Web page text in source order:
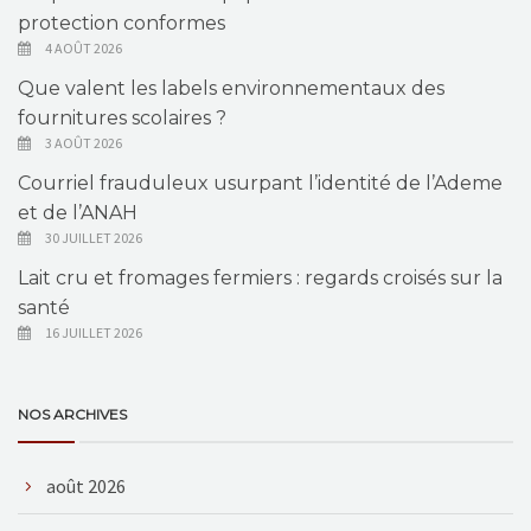
protection conformes
4 AOÛT 2026
Que valent les labels environnementaux des
fournitures scolaires ?
3 AOÛT 2026
Courriel frauduleux usurpant l’identité de l’Ademe
et de l’ANAH
30 JUILLET 2026
Lait cru et fromages fermiers : regards croisés sur la
santé
16 JUILLET 2026
NOS ARCHIVES
août 2026